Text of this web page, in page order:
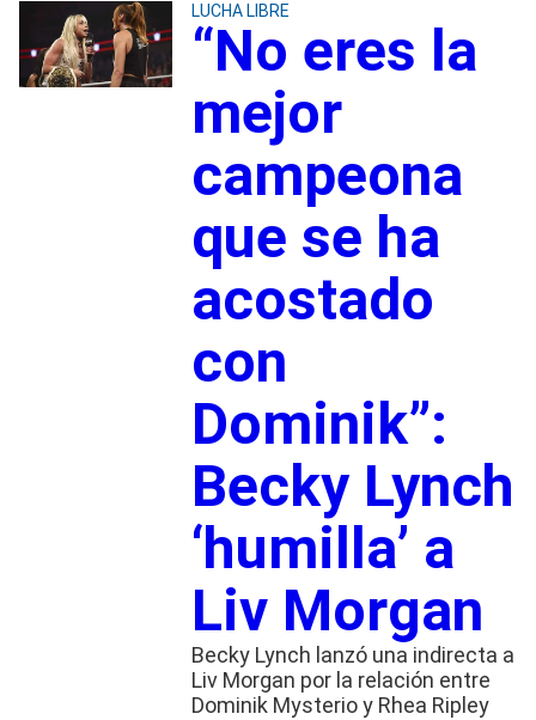
LUCHA LIBRE
“No eres la
mejor
campeona
que se ha
acostado
con
Dominik”:
Becky Lynch
‘humilla’ a
Liv Morgan
Becky Lynch lanzó una indirecta a
Liv Morgan por la relación entre
Dominik Mysterio y Rhea Ripley